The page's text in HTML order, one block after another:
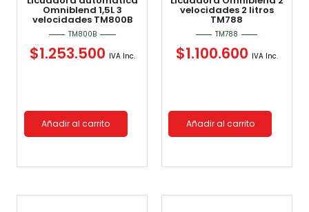
Omniblend 1,5L 3
velocidades TM800B
TM800B
$1.253.500 IVA Inc.
Añadir al carrito
velocidades 2 litros
TM788
TM788
$1.100.600 IVA Inc.
Añadir al carrito